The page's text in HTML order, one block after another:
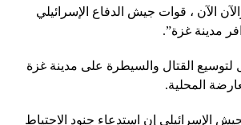
والآن الآن ، قوات جيش الدفاع الإسرائيلي
مدينة غزة”.
لتوسيع القتال والسيطرة على مدينة غزة
المحلية.
الإسرائيلي إن استدعاء جنود الاحتياط